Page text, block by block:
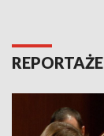
REPORTAŻE